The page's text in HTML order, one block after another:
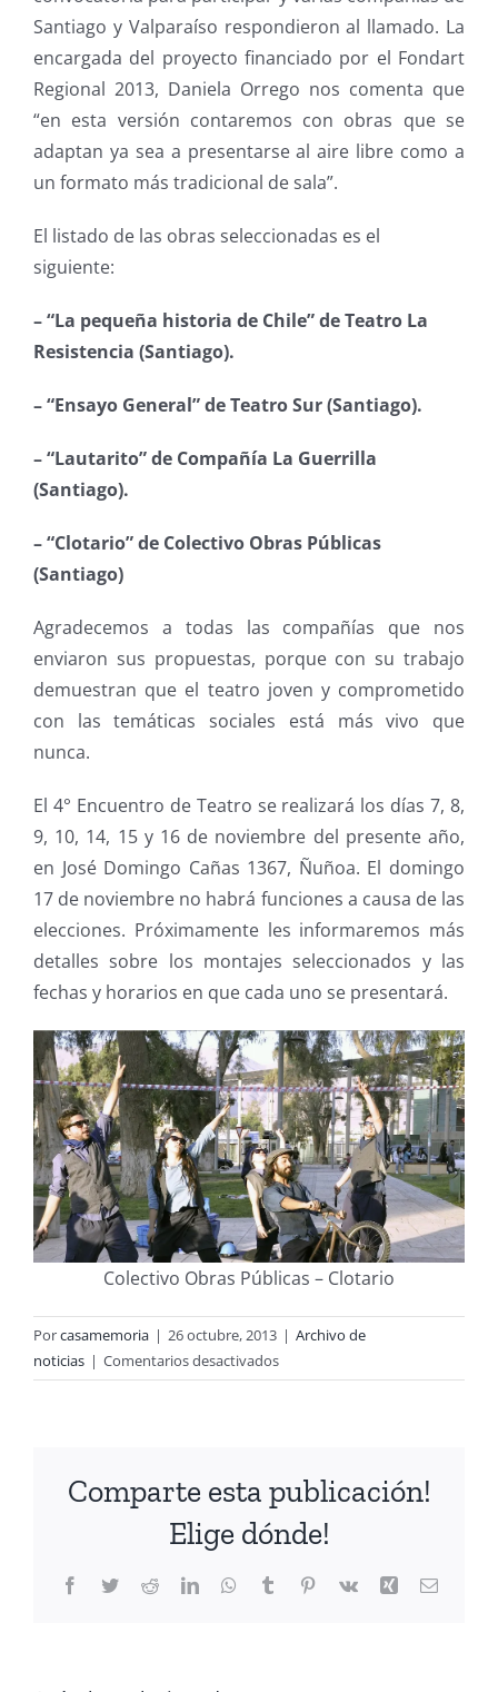
Santiago y Valparaíso respondieron al llamado. La
encargada del proyecto financiado por el Fondart
Regional 2013, Daniela Orrego nos comenta que
“en esta versión contaremos con obras que se
adaptan ya sea a presentarse al aire libre como a
un formato más tradicional de sala”.
El listado de las obras seleccionadas es el
siguiente:
– “La pequeña historia de Chile” de Teatro La
Resistencia (Santiago).
– “Ensayo General” de Teatro Sur (Santiago).
– “Lautarito” de Compañía La Guerrilla
(Santiago).
– “Clotario” de Colectivo Obras Públicas
(Santiago)
Agradecemos a todas las compañías que nos
enviaron sus propuestas, porque con su trabajo
demuestran que el teatro joven y comprometido
con las temáticas sociales está más vivo que
nunca.
El 4° Encuentro de Teatro se realizará los días 7, 8,
9, 10, 14, 15 y 16 de noviembre del presente año,
en José Domingo Cañas 1367, Ñuñoa. El domingo
17 de noviembre no habrá funciones a causa de las
elecciones. Próximamente les informaremos más
detalles sobre los montajes seleccionados y las
fechas y horarios en que cada uno se presentará.
Colectivo Obras Públicas – Clotario
Porcasamemoria | 26 octubre, 2013 | Archivo de
noticias | Comentarios desactivadosen
Cuatro
el
Encuentro
Teatro
Comparte esta publicación!
Elige dónde!
Facebook
TwitterRedditLinkedInWhatsApp
TumblrPinterest
Vk Xing Correo